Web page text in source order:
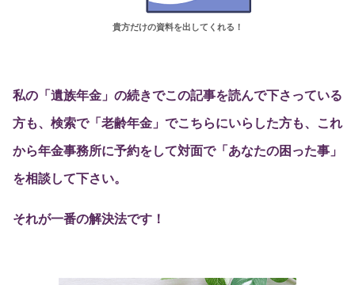
貴方だけの資料を出してくれる！
私の「遺族年金」の続きでこの記事を読んで下さっている
方も、検索で「老齢年金」でこちらにいらした方も、これ
から年金事務所に予約をして対面で「あなたの困った事」
を相談して下さい。
それが一番の解決法です！